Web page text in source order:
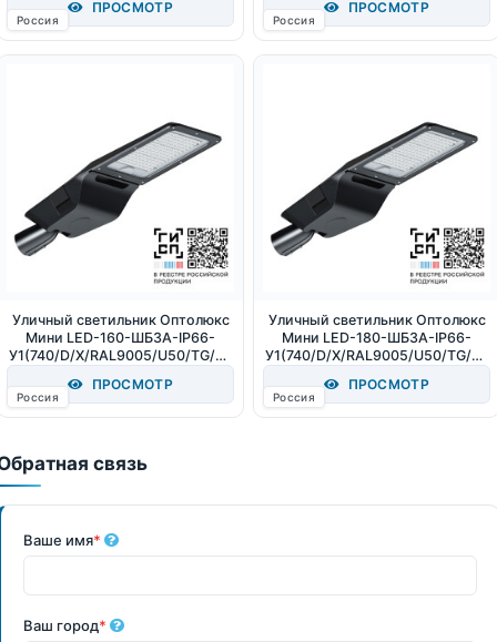
4000К IP66
ПРОСМОТР
Россия
4000К IP66
ПРОСМОТР
Россия
Уличный светильник Оптолюкс
Мини LED-160-ШБ3А-IP66-
У1(740/D/X/RAL9005/U50/TG/PR
4000К IP66
ПРОСМОТР
Россия
Уличный светильник Оптолюкс
Мини LED-180-ШБ3А-IP66-
У1(740/D/X/RAL9005/U50/TG/PR
4000К IP66
ПРОСМОТР
Россия
связь
Ваше имя*
Ваш город*